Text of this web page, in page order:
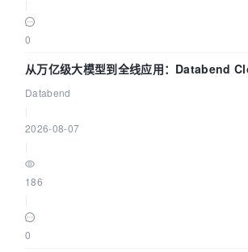
0
从万亿级大模型到全线应用：Databend
企业构建全链路 Trace 数据管道
Databend
2026-08-07
186
0